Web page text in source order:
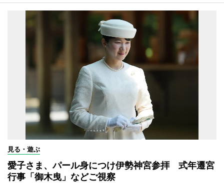
見る・遊ぶ
愛子さま、パール身につけ伊勢神宮参拝 式年遷宮
行事「御木曳」などご視察